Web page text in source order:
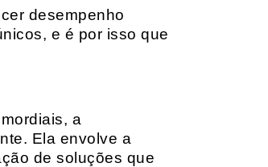
desempenho
e é por isso que
a
Ela envolve a
de soluções que